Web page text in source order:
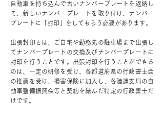
自動車を持ち込んで古いナンバープレートを返納し
て、新しいナンバープレートを取り付け、ナンバー
プレートに「封印」をしてもらう必要があります。
出張封印とは、ご自宅や勤務先の駐車場まで出張し
てナンバープレートの交換及びナンバープレートに
封印を行うことです。出張封印を行うことができる
のは、一定の研修を受け、各都道府県の行政書士会
の推薦を受け、損害保険に加入し、各陸運支局の自
動車整備振興会等と契約を結んだ特定の行政書士だ
けです。